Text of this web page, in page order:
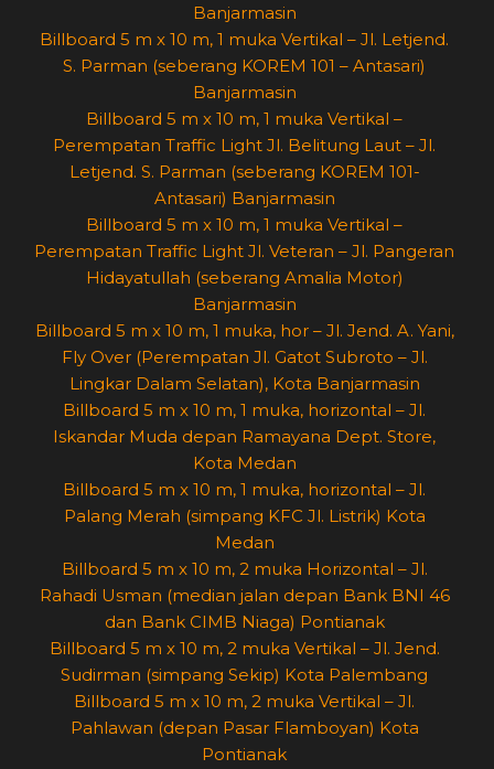
Banjarmasin
Billboard 5 m x 10 m, 1 muka Vertikal – Jl. Letjend.
S. Parman (seberang KOREM 101 – Antasari)
Banjarmasin
Billboard 5 m x 10 m, 1 muka Vertikal –
Perempatan Traffic Light Jl. Belitung Laut – Jl.
Letjend. S. Parman (seberang KOREM 101-
Antasari) Banjarmasin
Billboard 5 m x 10 m, 1 muka Vertikal –
Perempatan Traffic Light Jl. Veteran – Jl. Pangeran
Hidayatullah (seberang Amalia Motor)
Banjarmasin
Billboard 5 m x 10 m, 1 muka, hor – Jl. Jend. A. Yani,
Fly Over (Perempatan Jl. Gatot Subroto – Jl.
Lingkar Dalam Selatan), Kota Banjarmasin
Billboard 5 m x 10 m, 1 muka, horizontal – Jl.
Iskandar Muda depan Ramayana Dept. Store,
Kota Medan
Billboard 5 m x 10 m, 1 muka, horizontal – Jl.
Palang Merah (simpang KFC Jl. Listrik) Kota
Medan
Billboard 5 m x 10 m, 2 muka Horizontal – Jl.
Rahadi Usman (median jalan depan Bank BNI 46
dan Bank CIMB Niaga) Pontianak
Billboard 5 m x 10 m, 2 muka Vertikal – Jl. Jend.
Sudirman (simpang Sekip) Kota Palembang
Billboard 5 m x 10 m, 2 muka Vertikal – Jl.
Pahlawan (depan Pasar Flamboyan) Kota
Pontianak